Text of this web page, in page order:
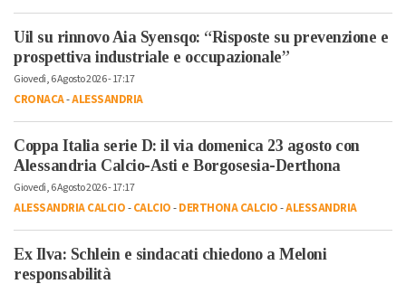
Uil su rinnovo Aia Syensqo: “Risposte su prevenzione e
prospettiva industriale e occupazionale”
Giovedì, 6 Agosto 2026 - 17:17
CRONACA-ALESSANDRIA
Coppa Italia serie D: il via domenica 23 agosto con
Alessandria Calcio-Asti e Borgosesia-Derthona
Giovedì, 6 Agosto 2026 - 17:17
ALESSANDRIA CALCIO-CALCIO-DERTHONA CALCIO-ALESSANDRIA
Ex Ilva: Schlein e sindacati chiedono a Meloni
responsabilità